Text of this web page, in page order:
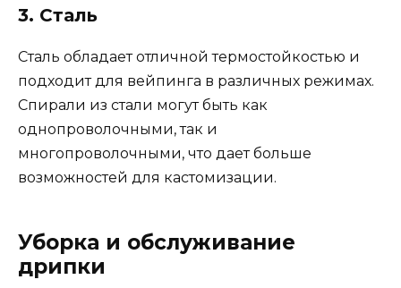
3. Сталь
Сталь обладает отличной термостойкостью и
подходит для вейпинга в различных режимах.
Спирали из стали могут быть как
однопроволочными, так и
многопроволочными, что дает больше
возможностей для кастомизации.
Уборка и обслуживание
дрипки